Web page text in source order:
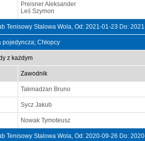
Preisner Aleksander
Leś Szymon
Tenisowy Stalowa Wola, Od: 2021-01-23 Do:
pojedyncza; Chłopcy
z każdym
Zawodnik
Takmadżan Bruno
Sycz Jakub
Nowak Tymoteusz
Tenisowy Stalowa Wola, Od: 2020-09-26 Do: